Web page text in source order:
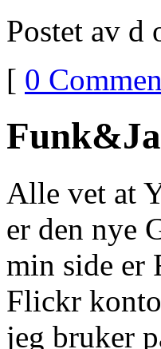
Postet av d
[ 0
Alle vet at
er den nye
min side er
Flickr
jeg bruker